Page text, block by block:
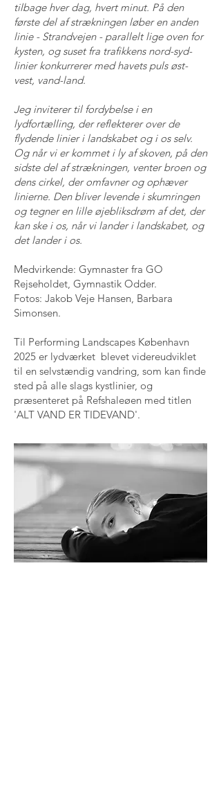
tilbage hver dag, hvert minut. På den
første del af strækningen løber en anden
linie - Strandvejen - parallelt lige oven for
kysten, og suset fra trafikkens nord-syd-
linier konkurrerer med havets puls øst-
vest, vand-land.
Jeg inviterer til fordybelse i en
lydfortælling, der reflekterer over de
flydende linier i landskabet og i os selv.
Og når vi er kommet i ly af skoven, på den
sidste del af strækningen, venter broen og
dens cirkel, der omfavner og ophæver
linierne. Den bliver levende i skumringen
og tegner en lille øjebliksdrøm af det, der
kan ske i os, når vi lander i landskabet, og
det lander i os.
Medvirkende: Gymnaster fra GO
Rejseholdet, Gymnastik Odder.
Fotos: Jakob Veje Hansen, Barbara
Simonsen.
Til Performing Landscapes København
2025 er lydværket blevet videreudviklet
til en selvstændig vandring, som kan finde
sted på alle slags kystlinier, og
præsenteret på Refshaleøen med titlen
'ALT VAND ER TIDEVAND'.